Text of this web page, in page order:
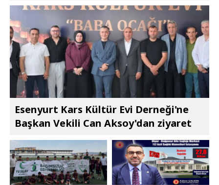
Esenyurt Kars Kültür Evi Derneği'ne
Başkan Vekili Can Aksoy'dan ziyaret